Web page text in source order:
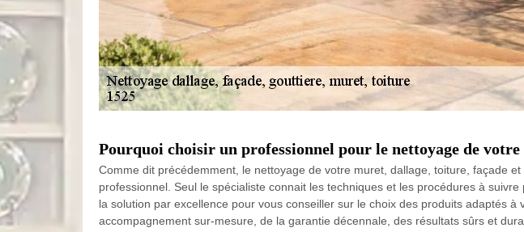
Pourquoi choisir un professionnel pour le nettoyage de
Comme dit précédemment, le nettoyage de votre muret, dallage, toiture, façade
professionnel. Seul le spécialiste connait les techniques et les procédures à
la solution par excellence pour vous conseiller sur le choix des produits adaptés
accompagnement sur-mesure, de la garantie décennale, des résultats sûrs et